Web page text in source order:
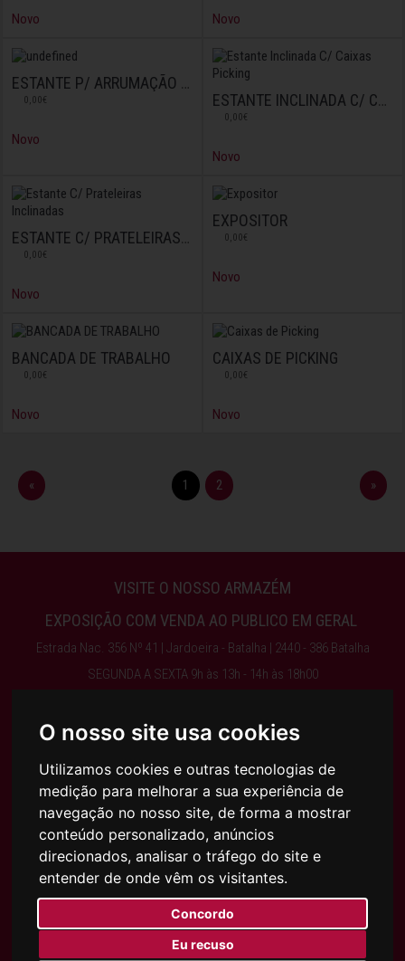
O nosso site usa cookies
Utilizamos cookies e outras tecnologias de
medição para melhorar a sua experiência de
navegação no nosso site, de forma a mostrar
conteúdo personalizado, anúncios
direcionados, analisar o tráfego do site e
entender de onde vêm os visitantes.
Concordo
Eu recuso
Novo Novo
ESTANTE P/ ARRUMAÇÃO VERTICAL
0,00€
Novo
ESTANTE INCLINADA C/ CAIXAS PICKING
0,00€
Novo
ESTANTE C/ PRATELEIRAS INCLINADAS
0,00€
Novo
EXPOSITOR
0,00€
Novo
BANCADA DE TRABALHO
0,00€
Novo
CAIXAS DE PICKING
0,00€
Novo
« 1 2 »
VISITE O NOSSO ARMAZÉM
EXPOSIÇÃO COM VENDA AO PUBLICO EM GERAL
Estrada Nac. 356 Nº 41 | Jardoeira - Batalha | 2440 - 386 Batalha
SEGUNDA A SEXTA 9h às 13h - 14h às 18h00
244 768 525 | 917 075 003 | INFO@AJFILHOS.PT
Condições Gerais de Compra e Venda
Política de Cookies
SUBSCREVA A NOSSA NEWSLETTER